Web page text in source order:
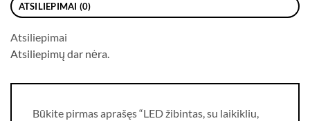
ATSILIEPIMAI (0)
Atsiliepimai
Atsiliepimų dar nėra.
Būkite pirmas aprašęs “LED žibintas, su laikikliu,